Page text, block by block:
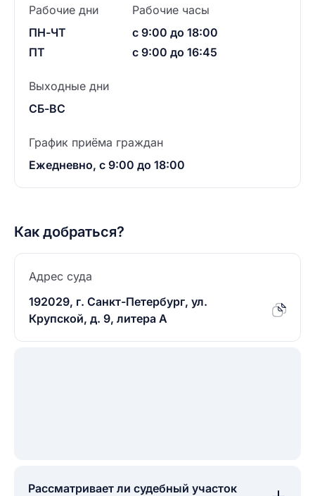
Рабочие дни
ПН-ЧТ
ПТ
Рабочие часы
с 9:00 до 18:00
с 9:00 до 16:45
Выходные дни
СБ-ВС
График приёма граждан
Ежедневно, с 9:00 до 18:00
Как добраться?
Адрес суда
192029, г. Санкт-Петербург, ул.
Крупской, д. 9, литера А
Рассматривает ли судебный участок